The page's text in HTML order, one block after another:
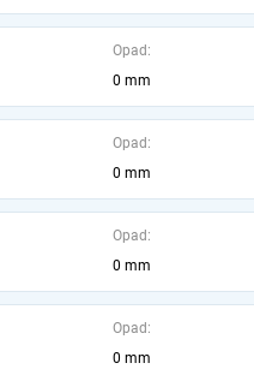
Opad:
0 mm
Opad:
0 mm
Opad:
0 mm
Opad:
0 mm